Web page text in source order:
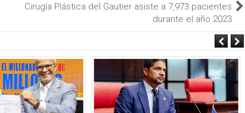
Cirugía Plástica del Gautier asiste a 7,973 pacientes
durante el año 2023